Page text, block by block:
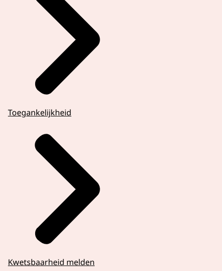
Toegankelijkheid
Kwetsbaarheid melden